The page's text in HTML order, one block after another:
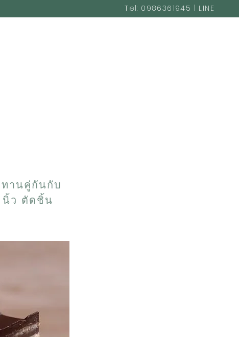
Tel: 0986361945 | LINE
านคู่กันกับ
นิ้ว ตัดชิ้น